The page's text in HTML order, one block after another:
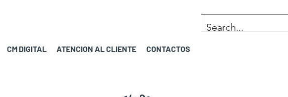
CM DIGITAL ATENCION AL CLIENTE CONTACTOS